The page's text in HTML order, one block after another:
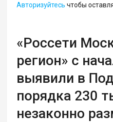
Авторизуйтесь чтобы
«Россети
регион» с
выявили в
порядка 230
незаконно